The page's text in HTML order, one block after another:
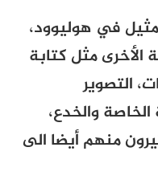
في هوليوود،
الأخرى مثل كتابة
التصوير
الخاصة والخدع،
منهم أيضا الى